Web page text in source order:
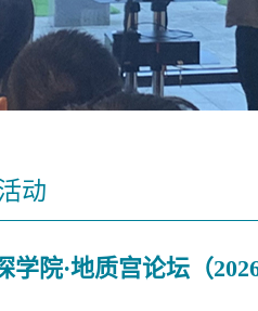
动
学院·地质宫论坛（